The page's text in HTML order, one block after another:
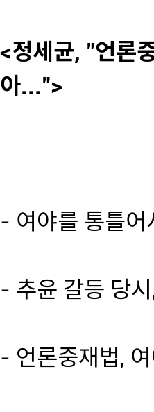
<정세균, "언론
아...">
- 여야를 통틀어
- 추윤 갈등 당
- 언론중재법,